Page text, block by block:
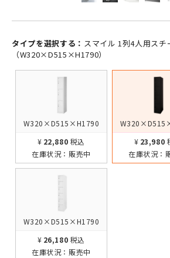
タイプを選択する： スマイル 1列4人用スチ
（W320×D515×H1790）
W320×D515×H1790
¥22,880 税込
在庫状況： 販売中
¥23,980
在庫状況：
W320×D515×H1790
¥26,180 税込
在庫状況： 販売中